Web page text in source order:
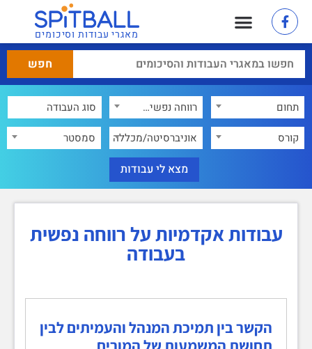
מאגרי עבודות וסיכומים
תחום
רווחה נפשית בעבודה
קורס
אוניברסיטה/מכללה סמסטר
עבודות אקדמיות על רווחה נפשית
בעבודה
הקשר בין תמיכת המנהל והעמיתים לבין